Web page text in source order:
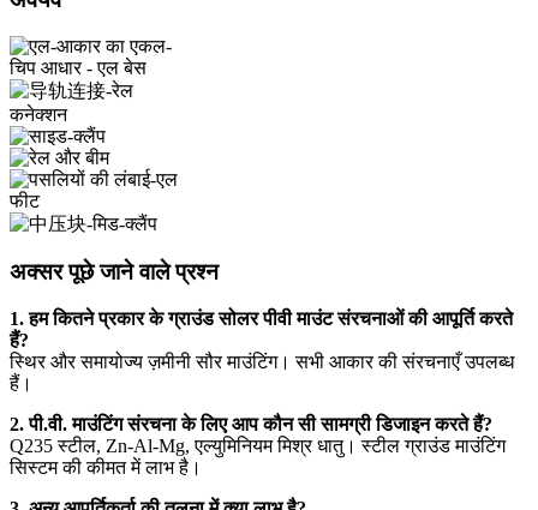
अक्सर पूछे जाने वाले प्रश्न
1. हम कितने प्रकार के ग्राउंड सोलर पीवी माउंट संरचनाओं की आपूर्ति करते
हैं?
स्थिर और समायोज्य ज़मीनी सौर माउंटिंग। सभी आकार की संरचनाएँ उपलब्ध
हैं।
2. पी.वी. माउंटिंग संरचना के लिए आप कौन सी सामग्री डिजाइन करते हैं?
Q235 स्टील, Zn-Al-Mg, एल्युमिनियम मिश्र धातु। स्टील ग्राउंड माउंटिंग
सिस्टम की कीमत में लाभ है।